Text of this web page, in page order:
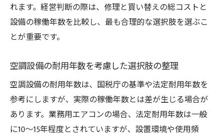
れます。経営判断の際は、修理と買い替えの総コストと
設備の稼働年数を比較し、最も合理的な選択肢を選ぶこ
とが重要です。
空調設備の耐用年数を考慮した選択肢の整理
空調設備の耐用年数は、国税庁の基準や法定耐用年数を
参考にしますが、実際の稼働年数とは差が生じる場合が
あります。業務用エアコンの場合、法定耐用年数は一般
に10〜15年程度とされていますが、設置環境や使用頻